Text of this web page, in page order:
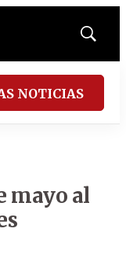
Mostrar
NOTICIAS
mayo al